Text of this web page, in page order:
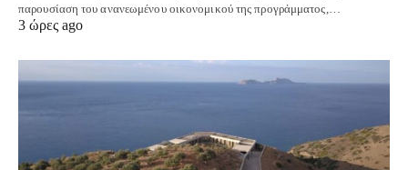
παρουσίαση του ανανεωμένου οικονομικού της προγράμματος,…
3 ώρες ago